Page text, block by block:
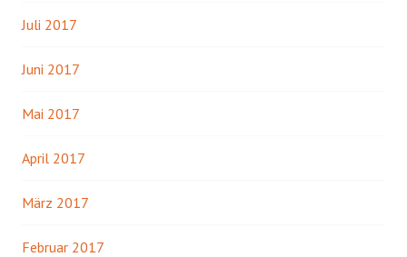
Juli 2017
Juni 2017
Mai 2017
April 2017
März 2017
Februar 2017